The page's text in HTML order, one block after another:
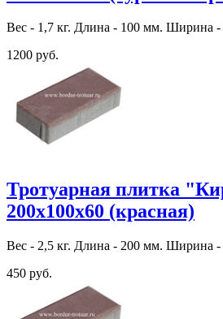
Вес - 1,7 кг. Длина - 100 мм. Ширина
1200 руб.
Тротуарная плитка
200х100х60 (красная)
Вес - 2,5 кг. Длина - 200 мм. Ширина
450 руб.